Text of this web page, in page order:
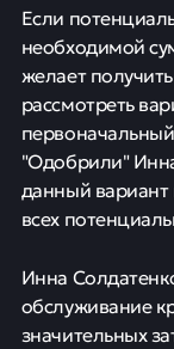
Если
необходимой
желает
рассмотреть
"Одобрили"
данный вариант
всех
Инна
обслуживание
значительных